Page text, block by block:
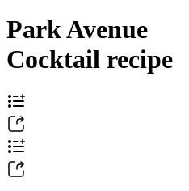
Park Avenue
Cocktail recipe